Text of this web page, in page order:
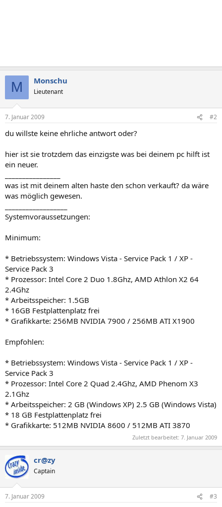
M Monschu
Lieutenant
7. Januar 2009 #2
du willste keine ehrliche antwort oder?
hier ist sie trotzdem das einzigste was bei deinem pc hilft ist
ein neuer.
was ist mit deinem alten haste den schon verkauft? da wäre
was möglich gewesen.
Systemvoraussetzungen:
Minimum:
* Betriebssystem: Windows Vista - Service Pack 1 / XP -
Service Pack 3
* Prozessor: Intel Core 2 Duo 1.8Ghz, AMD Athlon X2 64
2.4Ghz
* Arbeitsspeicher: 1.5GB
* 16GB Festplattenplatz frei
* Grafikkarte: 256MB NVIDIA 7900 / 256MB ATI X1900
Empfohlen:
* Betriebssystem: Windows Vista - Service Pack 1 / XP -
Service Pack 3
* Prozessor: Intel Core 2 Quad 2.4Ghz, AMD Phenom X3
2.1Ghz
* Arbeitsspeicher: 2 GB (Windows XP) 2.5 GB (Windows Vista)
* 18 GB Festplattenplatz frei
* Grafikkarte: 512MB NVIDIA 8600 / 512MB ATI 3870
Zuletzt bearbeitet: 7. Januar 2009
cr@zy
Captain
7. Januar 2009 #3